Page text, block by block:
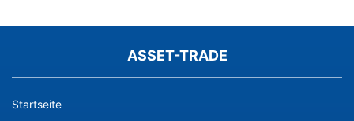
ASSET-TRADE
Startseite